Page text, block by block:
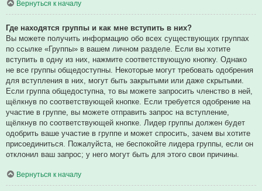
Вернуться к началу
Где находятся группы и как мне вступить в них?
Вы можете получить информацию обо всех существующих группах
по ссылке «Группы» в вашем личном разделе. Если вы хотите
вступить в одну из них, нажмите соответствующую кнопку. Однако
не все группы общедоступны. Некоторые могут требовать одобрения
для вступления в них, могут быть закрытыми или даже скрытыми.
Если группа общедоступна, то вы можете запросить членство в ней,
щёлкнув по соответствующей кнопке. Если требуется одобрение на
участие в группе, вы можете отправить запрос на вступление,
щёлкнув по соответствующей кнопке. Лидер группы должен будет
одобрить ваше участие в группе и может спросить, зачем вы хотите
присоединиться. Пожалуйста, не беспокойте лидера группы, если он
отклонил ваш запрос; у него могут быть для этого свои причины.
Вернуться к началу